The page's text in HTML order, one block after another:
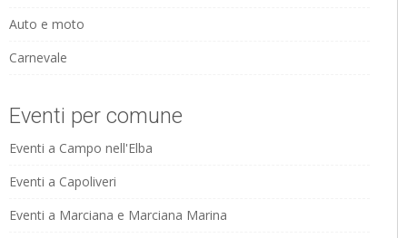
Auto e moto
Carnevale
Eventi per comune
Eventi a Campo nell'Elba
Eventi a Capoliveri
Eventi a Marciana e Marciana Marina